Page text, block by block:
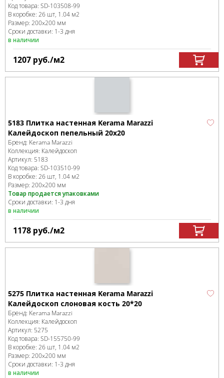
Код товара: SD-103508-99
В коробке: 26 шт, 1.04 м2
Размер: 200x200 мм
Сроки доставки: 1-3 дня
в наличии
1207 руб./м2
5183 Плитка настенная Kerama Marazzi
Калейдоскоп пепельный 20x20
Бренд: Kerama Marazzi
Коллекция: Калейдоскоп
Артикул: 5183
Код товара: SD-103510-99
В коробке: 26 шт, 1.04 м2
Размер: 200x200 мм
Товар продается упаковками
Сроки доставки: 1-3 дня
в наличии
1178 руб./м2
5275 Плитка настенная Kerama Marazzi
Калейдоскоп слоновая кость 20*20
Бренд: Kerama Marazzi
Коллекция: Калейдоскоп
Артикул: 5275
Код товара: SD-155750-99
В коробке: 26 шт, 1.04 м2
Размер: 200x200 мм
Сроки доставки: 1-3 дня
в наличии